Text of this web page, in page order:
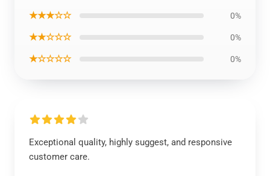
★★★☆☆ 0%
★★☆☆☆ 0%
★☆☆☆☆ 0%
Exceptional quality, highly suggest, and responsive
customer care.